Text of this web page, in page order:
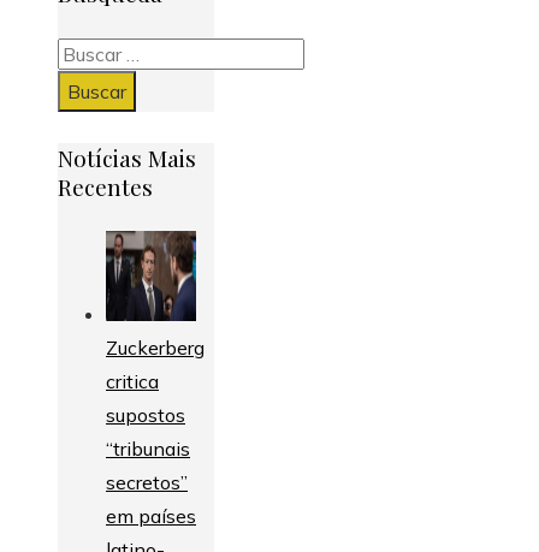
Buscar:
Notícias Mais
Recentes
Zuckerberg
critica
supostos
“tribunais
secretos”
em países